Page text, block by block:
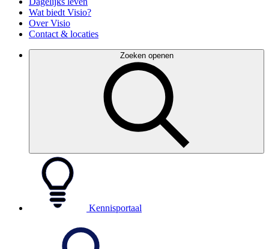
Wat biedt Visio?
Over Visio
Contact & locaties
Zoeken openen
Kennisportaal